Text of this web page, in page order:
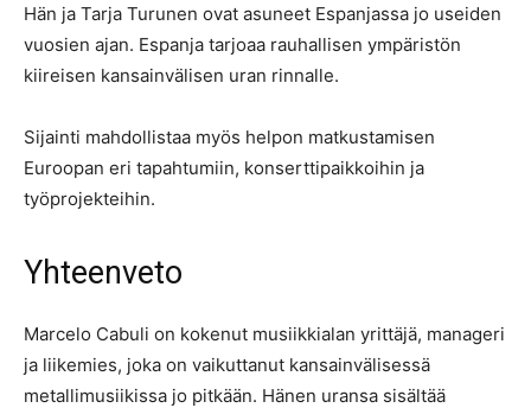
Hän ja Tarja Turunen ovat asuneet Espanjassa jo useiden
vuosien ajan. Espanja tarjoaa rauhallisen ympäristön
kiireisen kansainvälisen uran rinnalle.
Sijainti mahdollistaa myös helpon matkustamisen
Euroopan eri tapahtumiin, konserttipaikkoihin ja
työprojekteihin.
Yhteenveto
Marcelo Cabuli on kokenut musiikkialan yrittäjä, manageri
ja liikemies, joka on vaikuttanut kansainvälisessä
metallimusiikissa jo pitkään. Hänen uransa sisältää